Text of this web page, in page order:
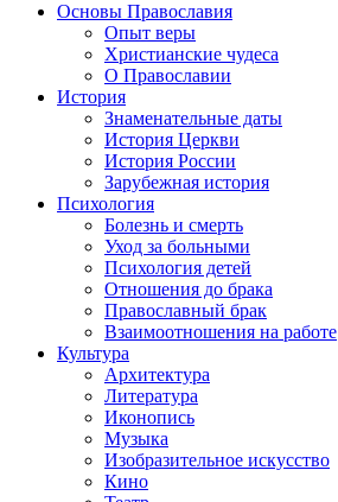
Основы Православия
Опыт веры
Христианские чудеса
О Православии
История
Знаменательные даты
История Церкви
История России
Зарубежная история
Психология
Болезнь и смерть
Уход за больными
Психология детей
Отношения до брака
Православный брак
Взаимоотношения на работе
Культура
Архитектура
Литература
Иконопись
Музыка
Изобразительное искусство
Кино